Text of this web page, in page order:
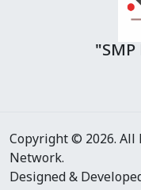
Copyright © 2026. All
Network.
Designed &